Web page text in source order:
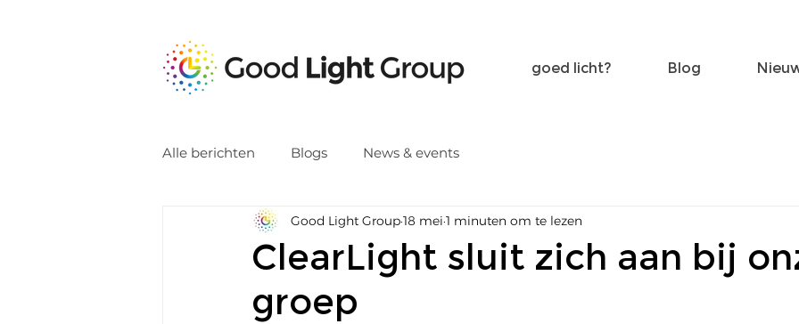
goed licht? Blog
Alle berichten Blogs News & events
ClearLight sluit zich aan bij
groep
Good Light Group18 mei 1 minuten om te lezen